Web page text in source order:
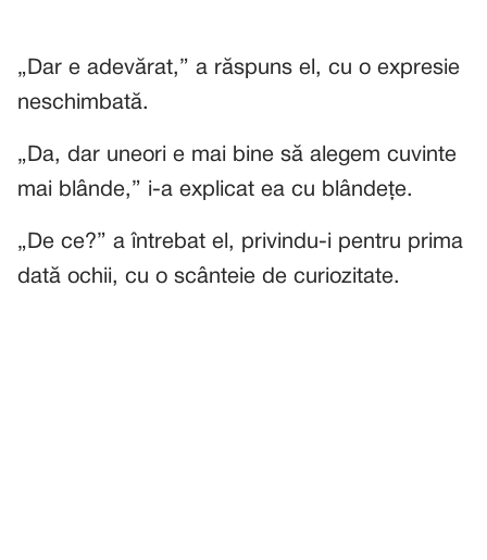
„Dar e adevărat,” a răspuns el, cu o expresie
neschimbată.
„Da, dar uneori e mai bine să alegem cuvinte
mai blânde,” i-a explicat ea cu blândețe.
„De ce?” a întrebat el, privindu-i pentru prima
dată ochii, cu o scânteie de curiozitate.